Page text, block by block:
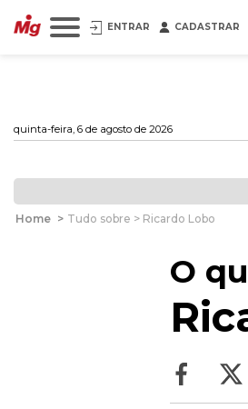
ENTRAR CADASTRAR
quinta-feira, 6 de agosto de 2026
Home > Tudo sobre > Ricardo Lobo
O